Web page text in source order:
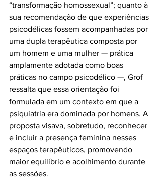
“transformação homossexual”; quanto à
sua recomendação de que experiências
psicodélicas fossem acompanhadas por
uma dupla terapêutica composta por
um homem e uma mulher — prática
amplamente adotada como boas
práticas no campo psicodélico —, Grof
ressalta que essa orientação foi
formulada em um contexto em que a
psiquiatria era dominada por homens. A
proposta visava, sobretudo, reconhecer
e incluir a presença feminina nesses
espaços terapêuticos, promovendo
maior equilíbrio e acolhimento durante
as sessões.